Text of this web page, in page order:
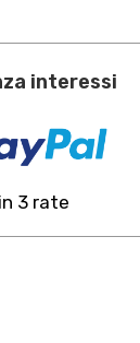
interessi
3 rate